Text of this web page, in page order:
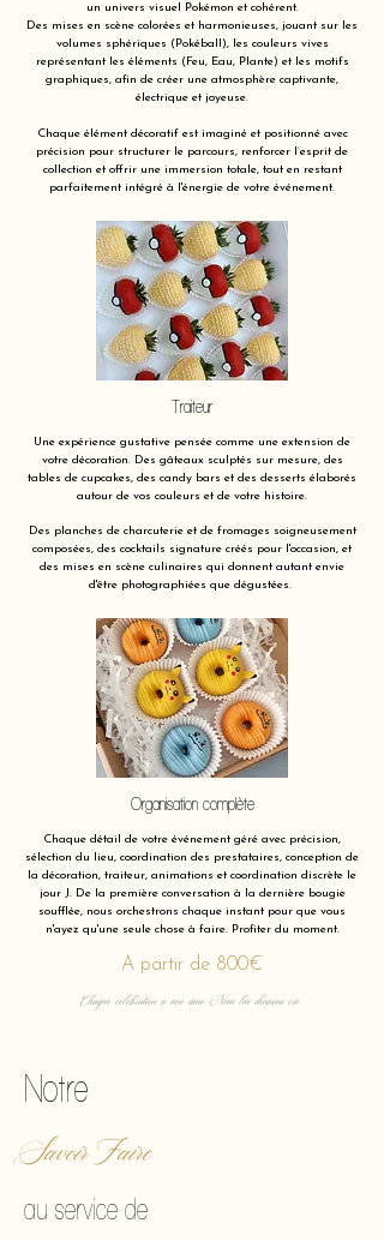
un univers visuel Pokémon et cohérent.
Des mises en scène colorées et harmonieuses, jouant sur les
volumes sphériques (Pokéball), les couleurs vives
représentant les éléments (Feu, Eau, Plante) et les motifs
graphiques, afin de créer une atmosphère captivante,
électrique et joyeuse.
Chaque élément décoratif est imaginé et positionné avec
précision pour structurer le parcours, renforcer l’esprit de
collection et offrir une immersion totale, tout en restant
parfaitement intégré à l'énergie de votre événement.
Traiteur
Une expérience gustative pensée comme une extension de
votre décoration. Des gâteaux sculptés sur mesure, des
tables de cupcakes, des candy bars et des desserts élaborés
autour de vos couleurs et de votre histoire.
Des planches de charcuterie et de fromages soigneusement
composées, des cocktails signature créés pour l'occasion, et
des mises en scène culinaires qui donnent autant envie
d'être photographiées que dégustées.
Organisation complète
Chaque détail de votre événement géré avec précision,
sélection du lieu, coordination des prestataires, conception de
la décoration, traiteur, animations et coordination discrète le
jour J. De la première conversation à la dernière bougie
soufflée, nous orchestrons chaque instant pour que vous
n'ayez qu'une seule chose à faire. Profiter du moment.
A partir de 800€
Chaque célébration a une âme. Nous lui donnons vie.
Notre
Savoir Faire
au service de